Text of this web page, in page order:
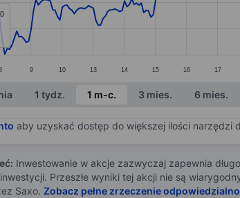
9 10 13 14 15 16 17
chart.
1 tydz. 1 m-c. 3 mies. 6 mies.
aby uzyskać dostęp do większej ilości narzędzi
Inwestowanie w akcje zazwyczaj zapewnia
inwestycji. Przeszłe wyniki tej akcji nie są
Saxo. Zobacz pełne zrzeczenie